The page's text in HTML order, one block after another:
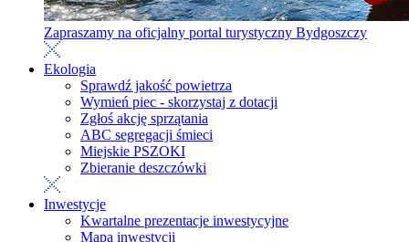
Zapraszamy na oficjalny portal turystyczny Bydgoszczy
Ekologia
Sprawdź jakość powietrza
Wymień piec - skorzystaj z dotacji
Zgłoś akcję sprzątania
ABC segregacji śmieci
Miejskie PSZOKI
Zbieranie deszczówki
Inwestycje
Kwartalne prezentacje inwestycyjne
Mapa inwestycji